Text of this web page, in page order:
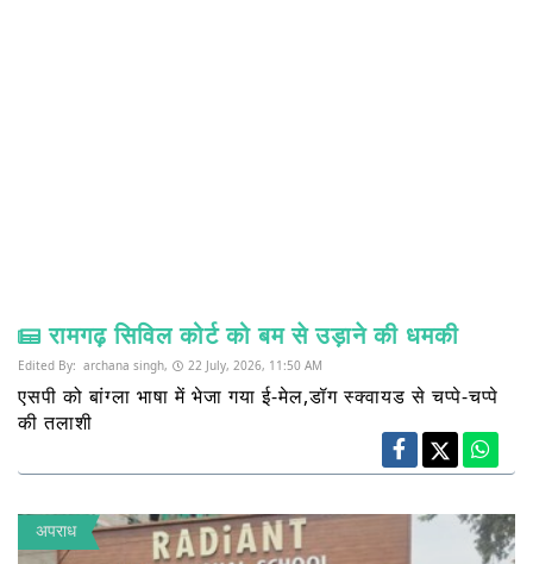
रामगढ़ सिविल कोर्ट को बम से उड़ाने की धमकी
Edited By: archana singh, 22 July, 2026, 11:50 AM
एसपी को बांग्ला भाषा में भेजा गया ई-मेल,डॉग स्क्वायड से चप्पे-चप्पे
की तलाशी
अपराध